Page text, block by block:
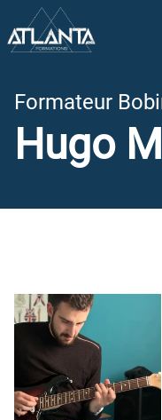
LES FORMATIONS
Maintenance Guitares
Maintenance Amplis
Backliner
Devis
Dates de Sessions
RECY-CORDES
Formateur
Hugo